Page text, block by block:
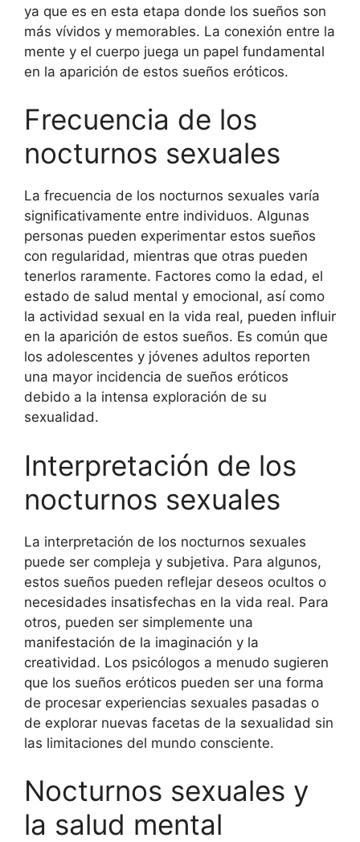
ya que es en esta etapa donde los sueños son
más vívidos y memorables. La conexión entre la
mente y el cuerpo juega un papel fundamental
en la aparición de estos sueños eróticos.
Frecuencia de los
nocturnos sexuales
La frecuencia de los nocturnos sexuales varía
significativamente entre individuos. Algunas
personas pueden experimentar estos sueños
con regularidad, mientras que otras pueden
tenerlos raramente. Factores como la edad, el
estado de salud mental y emocional, así como
la actividad sexual en la vida real, pueden influir
en la aparición de estos sueños. Es común que
los adolescentes y jóvenes adultos reporten
una mayor incidencia de sueños eróticos
debido a la intensa exploración de su
sexualidad.
Interpretación de los
nocturnos sexuales
La interpretación de los nocturnos sexuales
puede ser compleja y subjetiva. Para algunos,
estos sueños pueden reflejar deseos ocultos o
necesidades insatisfechas en la vida real. Para
otros, pueden ser simplemente una
manifestación de la imaginación y la
creatividad. Los psicólogos a menudo sugieren
que los sueños eróticos pueden ser una forma
de procesar experiencias sexuales pasadas o
de explorar nuevas facetas de la sexualidad sin
las limitaciones del mundo consciente.
Nocturnos sexuales y
la salud mental